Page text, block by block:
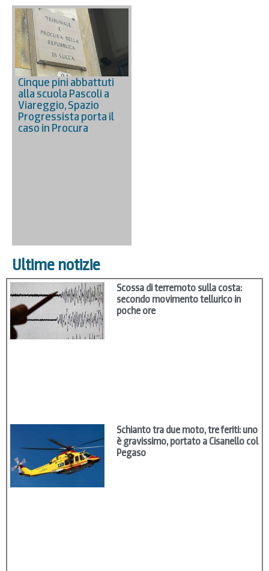
Cinque pini abbattuti
alla scuola Pascoli a
Viareggio, Spazio
Progressista porta il
caso in Procura
Ultime notizie
Scossa di terremoto sulla costa:
secondo movimento tellurico in
poche ore
Schianto tra due moto, tre feriti: uno
è gravissimo, portato a Cisanello col
Pegaso